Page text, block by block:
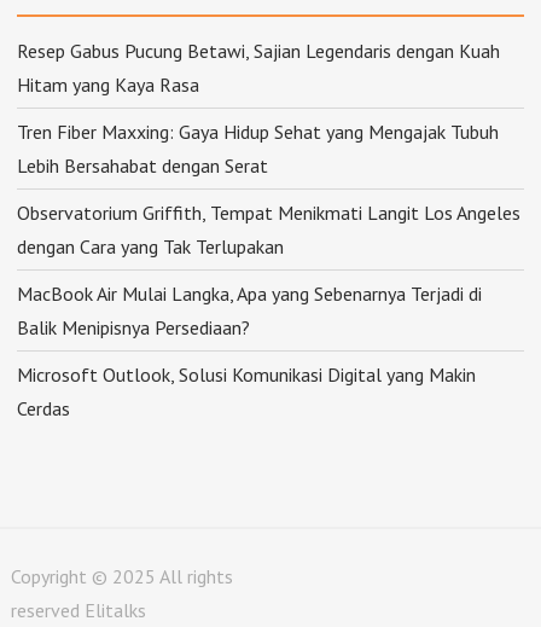
Resep Gabus Pucung Betawi, Sajian Legendaris dengan Kuah
Hitam yang Kaya Rasa
Tren Fiber Maxxing: Gaya Hidup Sehat yang Mengajak Tubuh
Lebih Bersahabat dengan Serat
Observatorium Griffith, Tempat Menikmati Langit Los Angeles
dengan Cara yang Tak Terlupakan
MacBook Air Mulai Langka, Apa yang Sebenarnya Terjadi di
Balik Menipisnya Persediaan?
Microsoft Outlook, Solusi Komunikasi Digital yang Makin
Cerdas
Copyright © 2025 All rights
reserved Elitalks